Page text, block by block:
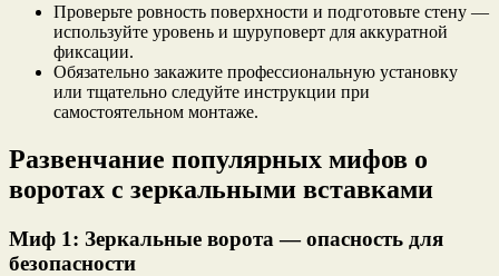
Проверьте ровность поверхности и подготовьте стену —
используйте уровень и шуруповерт для аккуратной
фиксации.
Обязательно закажите профессиональную установку
или тщательно следуйте инструкции при
самостоятельном монтаже.
Развенчание популярных мифов о
воротах с зеркальными вставками
Миф 1: Зеркальные ворота — опасность для
безопасности